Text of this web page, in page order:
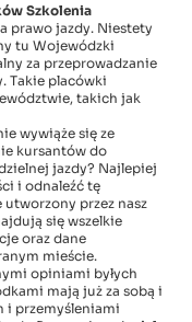
Szkolenia
prawo jazdy. Niestety
tu Wojewódzki
za przeprowadzanie
Takie placówki
takich jak
wywiąże się ze
kursantów do
jazdy? Najlepiej
i odnaleźć tę
utworzony przez nasz
się wszelkie
oraz dane
mieście.
opiniami byłych
mają już za sobą i
i przemyśleniami